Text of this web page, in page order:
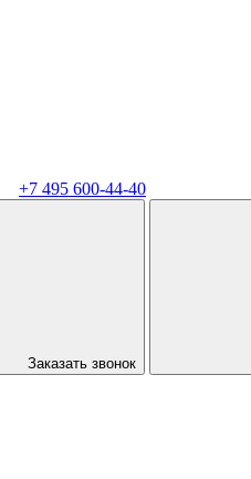
+7 495 600-44-40
Заказать звонок